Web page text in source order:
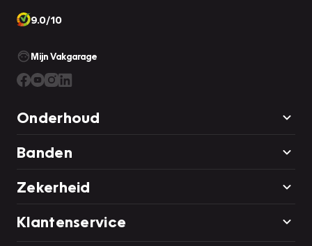
9.0/10
Mijn Vakgarage
Onderhoud
Banden
Zekerheid
Klantenservice